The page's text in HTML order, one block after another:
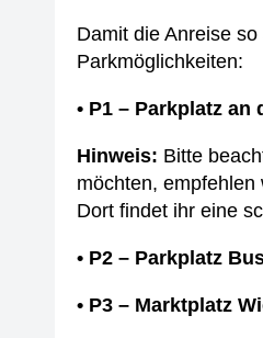
Damit die Anreise
Parkmöglichkeiten:
• P1 – Parkplatz
Hinweis: Bitte
möchten,
Dort findet ihr eine
• P2 – Parkplatz
• P3 – Marktplatz